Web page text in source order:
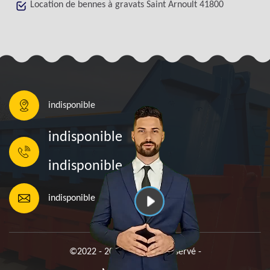
Location de bennes à gravats Saint Arnoult 41800
indisponible
indisponible
indisponible
indisponible
©2022 - 2026 Tout droit réservé -